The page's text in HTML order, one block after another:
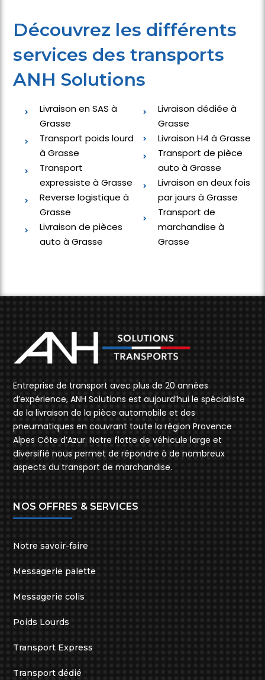
Découvrez les différents
services des transports
ANH Solutions
Livraison en SAS à
Grasse
Transport poids lourd
à Grasse
Transport
expressiste à Grasse
Reverse logistique à
Grasse
Livraison de pièces
auto à Grasse
Livraison dédiée à
Grasse
Livraison H4 à Grasse
Transport de pièce
auto à Grasse
Livraison en deux fois
par jours à Grasse
Transport de
marchandise à
Grasse
Entreprise de transport avec plus de 20 années
d’expérience, ANH Solutions est aujourd’hui le spécialiste
de la livraison de la pièce automobile et des
pneumatiques en couvrant toute la région Provence
Alpes Côte d’Azur. Notre flotte de véhicule large et
diversifié nous permet de répondre à de nombreux
aspects du transport de marchandise.
NOS OFFRES & SERVICES
Notre savoir-faire
Messagerie palette
Messagerie colis
Poids Lourds
Transport Express
Transport dédié